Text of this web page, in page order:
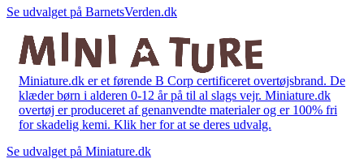
Se udvalget på BarnetsVerden.dk
Miniature.dk er et førende B Corp certificeret overtøjsbrand. De
klæder børn i alderen 0-12 år på til al slags vejr. Miniature.dk
overtøj er produceret af genanvendte materialer og er 100% fri
for skadelig kemi. Klik her for at se deres udvalg.
Se udvalget på Miniature.dk